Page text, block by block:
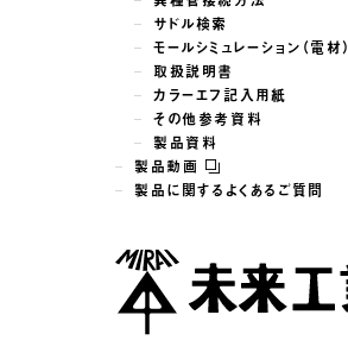
サドル検索
モールシミュレーション（電材）
取扱説明書
カラーエフ記入用紙
その他参考資料
製品資料
製品動画
製品に関するよくあるご質問